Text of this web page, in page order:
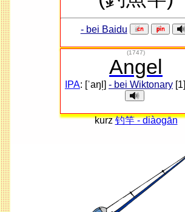
- bei Baidu
(1747)
Angel
IPA: [ˈaŋl̩] - bei Wiktonary[1]
kurz钓竿 - diàogān